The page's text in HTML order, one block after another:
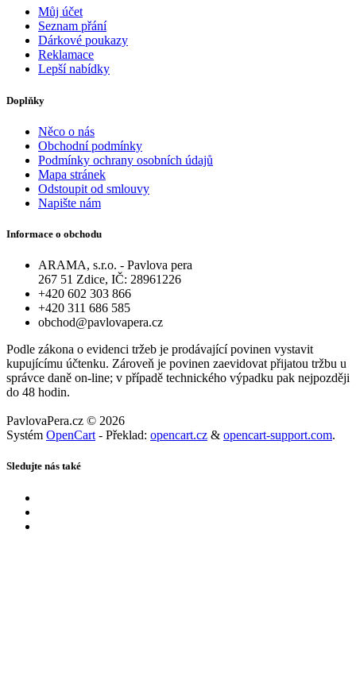
Můj účet
Seznam přání
Dárkové poukazy
Reklamace
Lepší nabídky
Doplňky
Něco o nás
Obchodní podmínky
Podmínky ochrany osobních údajů
Mapa stránek
Odstoupit od smlouvy
Napište nám
Informace o obchodu
ARAMA, s.r.o. - Pavlova pera
267 51 Zdice, IČ: 28961226
+420 602 303 866
+420 311 686 585
obchod@pavlovapera.cz
Podle zákona o evidenci tržeb je prodávající povinen vystavit
kupujícímu účtenku. Zároveň je povinen zaevidovat přijatou tržbu u
správce daně on-line; v případě technického výpadku pak nejpozději
do 48 hodin.
PavlovaPera.cz © 2026
Systém OpenCart - Překlad: opencart.cz & opencart-support.com.
Sledujte nás také